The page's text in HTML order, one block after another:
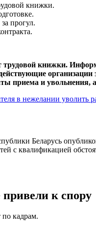
книжки.
прогул.
трудовой книжки.
приема и увольнения,
в нежелании уволить
Беларусь
с квалификацией
к спору
кадрам.